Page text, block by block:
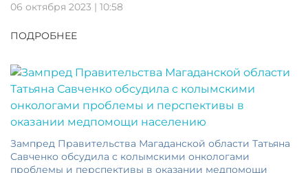
06 октября 2023 | 10:58
ПОДРОБНЕЕ
Зампред Правительства Магаданской области Татьяна
Савченко обсудила с колымскими онкологами
проблемы и перспективы в оказании медпомощи